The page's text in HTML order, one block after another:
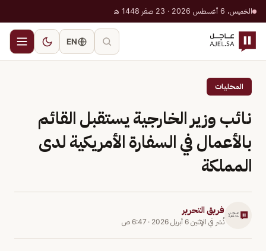
الخميس، 6 أغسطس 2026 · 23 صفر 1448 هـ
EN
المحليات
نائب وزير الخارجية يستقبل القائم
بالأعمال في السفارة الأمريكية لدى
المملكة
فريق التحرير
نُشر في الإثنين 6 أبريل 2026 · 6:47 ص